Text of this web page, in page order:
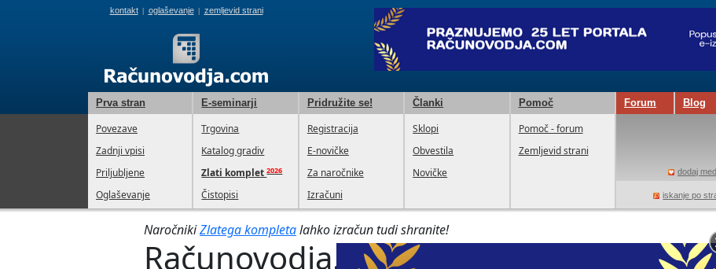
kontakt oglaševanje zemljevid strani
Prva stran E-seminarji Pridružite se! Članki Pomoč Forum Blog
Povezave
Zadnji vpisi
Priljubljene
Oglaševanje
Trgovina
Katalog gradiv
Zlati komplet2026
Čistopisi
Registracija
E-novičke
Za naročnike
Izračuni
Sklopi
Obvestila
Novičke
Pomoč - forum
Zemljevid strani
dodaj
iskanje po
NaročnikiZlatega kompletalahko izračun tudi shranite!
Računovodja.com - Izračun